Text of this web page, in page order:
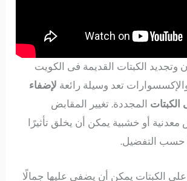
وتجديد الكبتات القديمة فى الكويت
تعد وسيلة رائعة لإضفاء
المجددة. تغيير المقابض
أو خشبية يمكن أن يخلق تأثيرًا
حسب التفضيل.
الكبتات يمكن أن يضفي عليها جمالًا